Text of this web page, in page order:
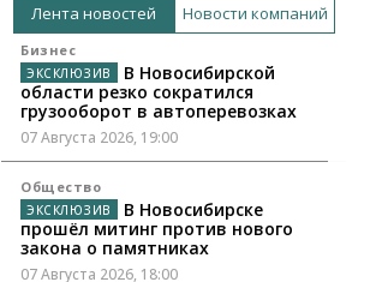
Лента новостей Новости компаний
Бизнес
В Новосибирской
области резко сократился
грузооборот в автоперевозках
07 Августа 2026, 19:00
Общество
В Новосибирске
прошёл митинг против нового
закона о памятниках
07 Августа 2026, 18:00